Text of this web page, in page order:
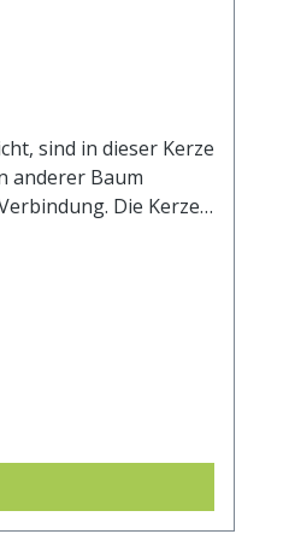
sind in dieser Kerze
anderer Baum
Die Kerzen
sind keine
der feine Duft
entfalten,